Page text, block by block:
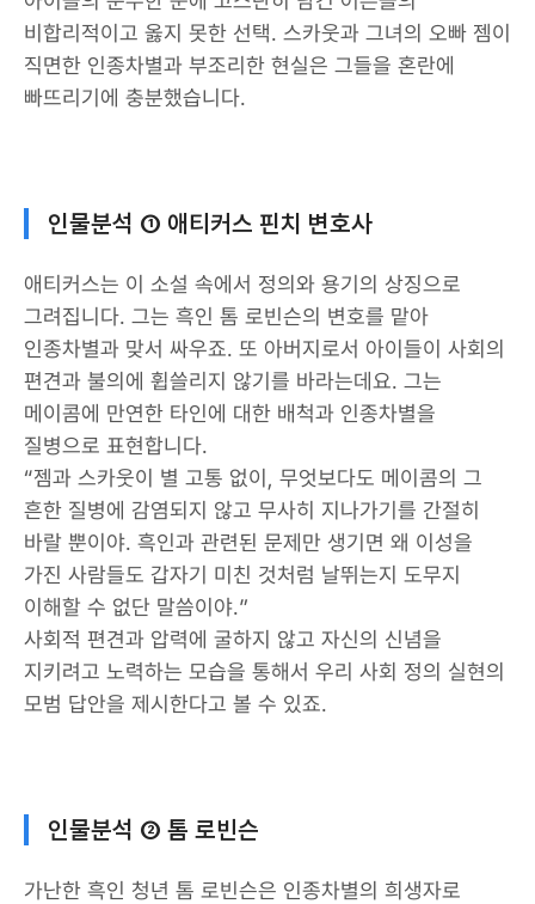
비합리적이고 옳지 못한 선택. 스카웃과 그녀의 오빠 젬이
직면한 인종차별과 부조리한 현실은 그들을 혼란에
빠뜨리기에 충분했습니다.
인물분석 ① 애티커스 핀치 변호사
애티커스는 이 소설 속에서 정의와 용기의 상징으로
그려집니다. 그는 흑인 톰 로빈슨의 변호를 맡아
인종차별과 맞서 싸우죠. 또 아버지로서 아이들이 사회의
편견과 불의에 휩쓸리지 않기를 바라는데요. 그는
메이콤에 만연한 타인에 대한 배척과 인종차별을
질병으로 표현합니다.
“젬과 스카웃이 별 고통 없이, 무엇보다도 메이콤의 그
흔한 질병에 감염되지 않고 무사히 지나가기를 간절히
바랄 뿐이야. 흑인과 관련된 문제만 생기면 왜 이성을
가진 사람들도 갑자기 미친 것처럼 날뛰는지 도무지
이해할 수 없단 말씀이야.”
사회적 편견과 압력에 굴하지 않고 자신의 신념을
지키려고 노력하는 모습을 통해서 우리 사회 정의 실현의
모범 답안을 제시한다고 볼 수 있죠.
인물분석 ② 톰 로빈슨
가난한 흑인 청년 톰 로빈슨은 인종차별의 희생자로